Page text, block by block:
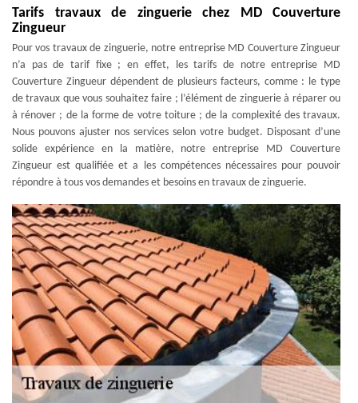
Tarifs travaux de zinguerie chez MD Couverture
Zingueur
Pour vos travaux de zinguerie, notre entreprise MD Couverture Zingueur
n’a pas de tarif fixe ; en effet, les tarifs de notre entreprise MD
Couverture Zingueur dépendent de plusieurs facteurs, comme : le type
de travaux que vous souhaitez faire ; l’élément de zinguerie à réparer ou
à rénover ; de la forme de votre toiture ; de la complexité des travaux.
Nous pouvons ajuster nos services selon votre budget. Disposant d’une
solide expérience en la matière, notre entreprise MD Couverture
Zingueur est qualifiée et a les compétences nécessaires pour pouvoir
répondre à tous vos demandes et besoins en travaux de zinguerie.